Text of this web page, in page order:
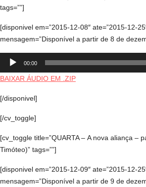
tags=””]
[disponivel em=”2015-12-08″ ate=”2015-12-
mensagem=”Disponível a partir de 8 de
Tocador
áudio
00:00
BAIXAR ÁUDIO EM .ZIP
[/disponivel]
[/cv_toggle]
[cv_toggle title=”QUARTA – A nova aliança –
Timóteo)” tags=””]
[disponivel em=”2015-12-09″ ate=”2015-12-
mensagem=”Disponível a partir de 9 de